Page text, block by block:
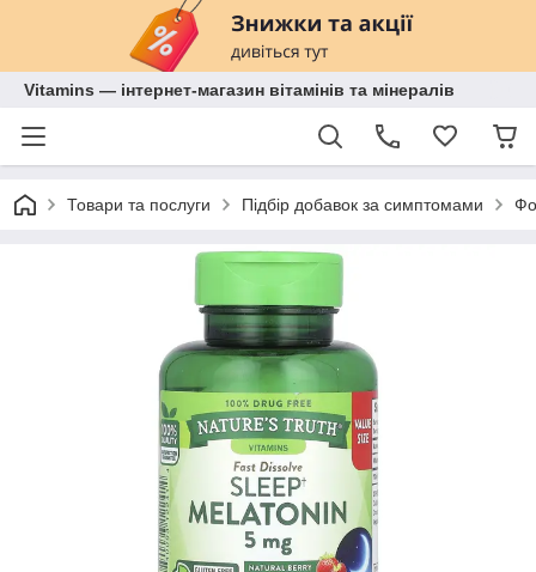
Vitamins — інтернет-магазин вітамінів та мінералів
Товари та послуги Підбір добавок за симптомами